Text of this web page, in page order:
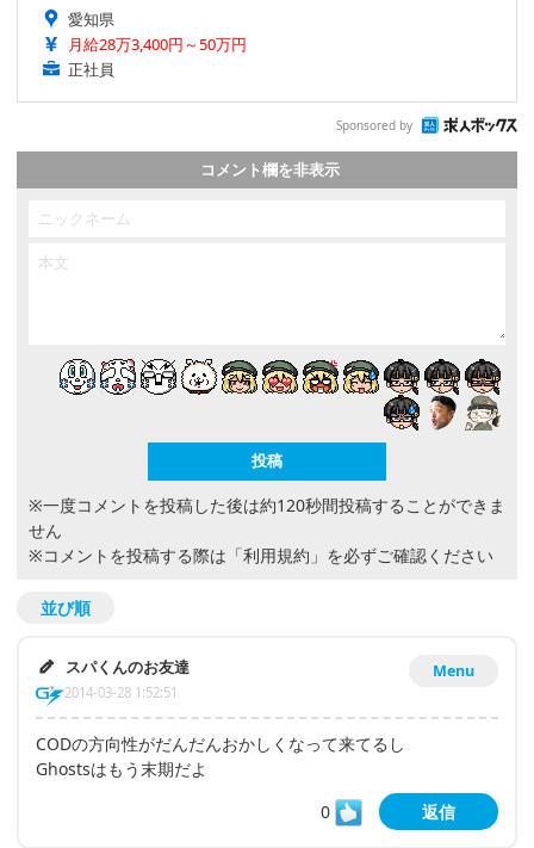
愛知県
月給28万3,400円～50万円
正社員
Sponsored by
コメント欄を非表示
※一度コメントを投稿した後は約120秒間投稿することができま
せん
※コメントを投稿する際は 「利用規約」 を必ずご確認ください
並び順
Menu
スパくんのお友達
2014-03-28 1:52:51
CODの方向性がだんだんおかしくなって来てるし
Ghostsはもう末期だよ
0
返信